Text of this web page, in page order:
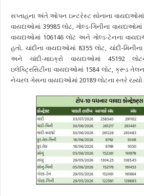
સપ્તાહના અંતે ઓપન ઇન્ટરેસ્ટ સોનાના વાયદાઓમાં
વાયદાઓમાં 39985 લોટ, ગોલ્ડ-ગિનીના
વાયદાઓમાં 106146 લોટ અને ગોલ્ડ-ટેનના
હતો. ચાંદીના વાયદાઓમાં 8355 લોટ, ચાંદી-
અને ચાંદી-માઇક્રો વાયદાઓમાં 45192
ઇલેક્ટ્રિસિટીના વાયદાઓમાં 1584 લોટ, ક્રૂડ
નેચરલ ગેસના વાયદાઓમાં 20189 લોટના સ્તરે રહ્યો